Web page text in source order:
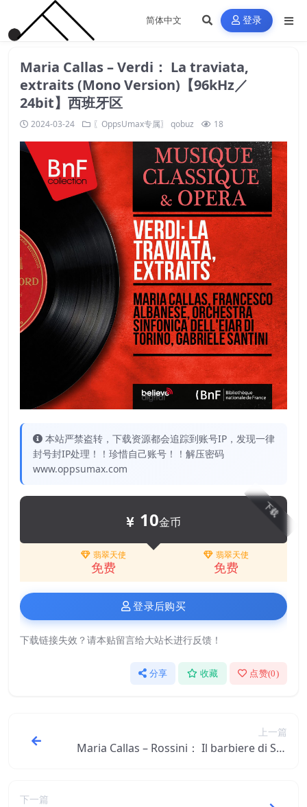
登录
Maria Callas – Verdi： La traviata,
extraits (Mono Version)【96kHz／
24bit】西班牙区
2024-03-24 〖OppsUmax专属〗 qobuz 18
本站严禁盗转，下载资源都会追踪到账号IP，发现一律
封号封IP处理！！珍惜自己账号！！解压密码
www.oppsumax.com
下载
10金币
翡翠天使
免费
翡翠天使
免费
登录后购买
下载链接失效？请本贴留言给大站长进行反馈！
分享 收藏 点赞(0)
上一篇
Maria Callas – Rossini： Il barbiere di Sivi
下一篇